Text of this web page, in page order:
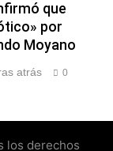
que
por
Moyano
atrás 0
los derechos